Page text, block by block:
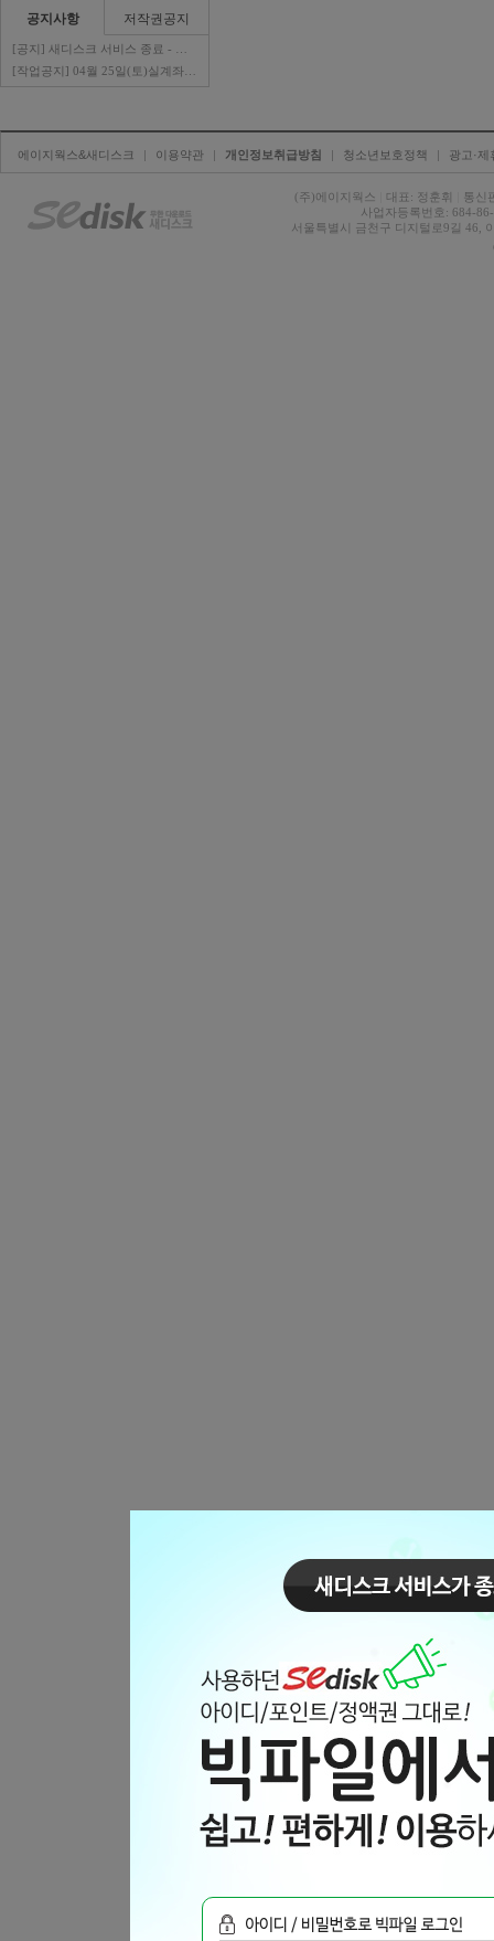
공지사항 저작권공지
에이지웍스&새디스크 | 이용약관 | 개인정보취급방침 | 청소년보호정책 | 광고·제
(주)에이지웍스 대표: 정훈휘
통신
사업자등록번호: 684-
서울특별시 금천구 디지털로9길 46,